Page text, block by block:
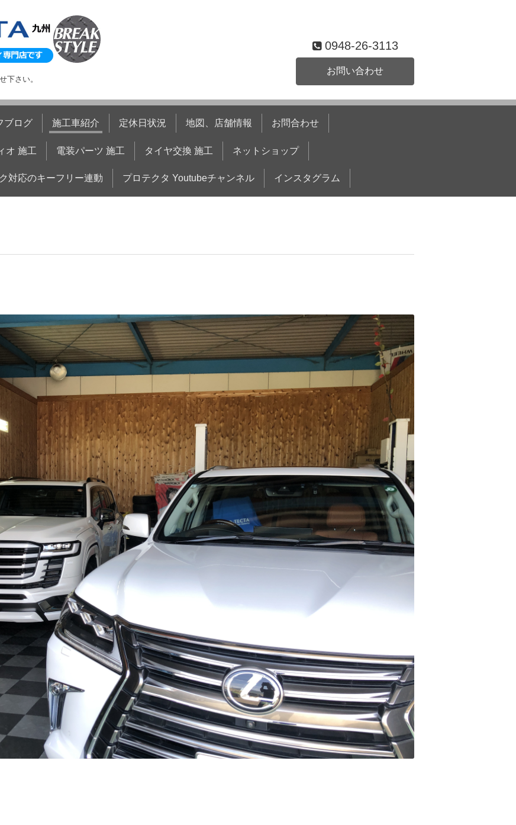
下さい。
0948-26-3113
お問い合わせ
ブログ 施工車紹介 定休日状況 地図、店舗情報 お問合わせ
オ 施工 電装パーツ 施工 タイヤ交換 施工 ネットショップ
対応のキーフリー連動 プロテクタ Youtubeチャンネル インスタグラム